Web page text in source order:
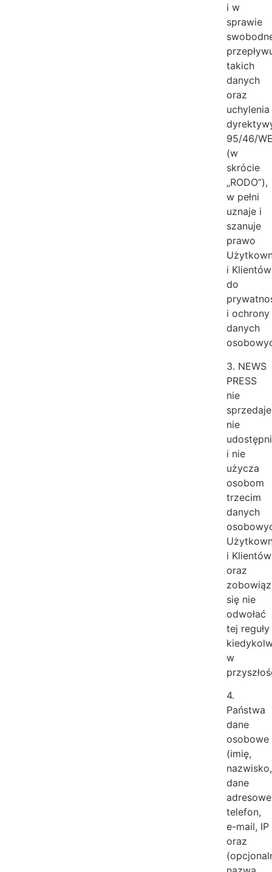
i w
sprawie
takich
danych
oraz
uchylenia
95/46/
(w
skrócie
„RODO”),
w pełni
uznaje i
szanuje
prawo
i Klientów
do
i ochrony
danych
3. NEWS
PRESS
nie
nie
i nie
użycza
osobom
trzecim
danych
i Klientów
oraz
się nie
odwołać
tej reguły
w
4.
Państwa
dane
osobowe
(imię,
nazwisko,
dane
telefon,
e-mail, IP
oraz